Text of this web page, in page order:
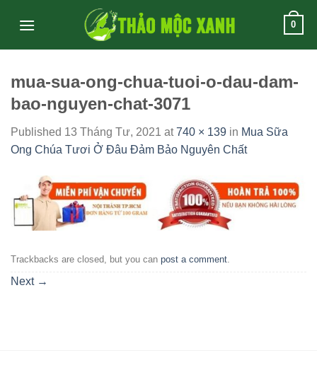
0
mua-sua-ong-chua-tuoi-o-dau-dam-
bao-nguyen-chat-3071
Published 13 Tháng Tư, 2021 at740 × 139 in Mua Sữa
Ong Chúa Tươi Ở Đâu Đảm Bảo Nguyên Chất
Trackbacks are closed, but you can post a comment
Next →